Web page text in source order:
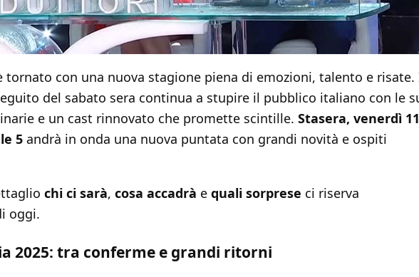
tornato con una nuova stagione piena di emozioni, talento e risate.
del sabato sera continua a stupire il pubblico italiano con le
e un cast rinnovato che promette scintille. Stasera, venerdì 11
5 andrà in onda una nuova puntata con grandi novità e ospiti
chi ci sarà, cosa accadrà e quali sorprese ci riserva
oggi.
2025: tra conferme e grandi ritorni